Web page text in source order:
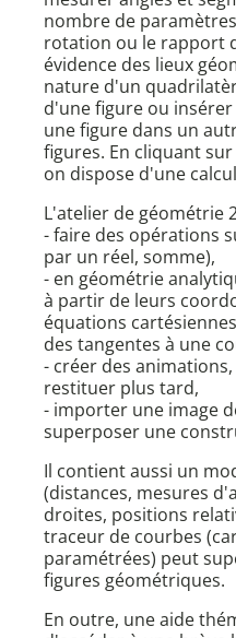
nombre de
rotation ou le rapport
évidence des lieux
nature d'un
d'une figure ou insérer
une figure dans un
figures. En cliquant
on dispose d'une
L'atelier de géométrie
- faire des opérations
par un réel, somme),
- en géométrie
à partir de leurs
équations
des tangentes à une
- créer des
restituer plus tard,
- importer une image
superposer une
Il contient aussi un
(distances, mesures
droites, positions
traceur de courbes
paramétrées) peut
figures géométriques.
En outre, une aide